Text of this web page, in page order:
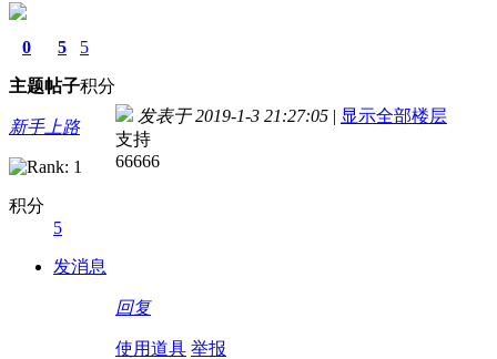
0
主题
5
帖子
5
积分
新手上路
积分
5
发消息
发表于 2019-1-3 21:27:05 | 显示全部楼层
支持
66666
回复
使用道具 举报